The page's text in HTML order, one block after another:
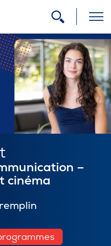
–
cinéma